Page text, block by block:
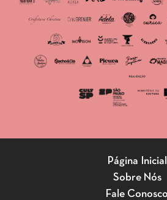
Página Inicial
Sobre Nós
Fale Conosco